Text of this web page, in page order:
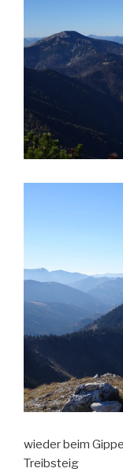
wieder beim
Treibsteig